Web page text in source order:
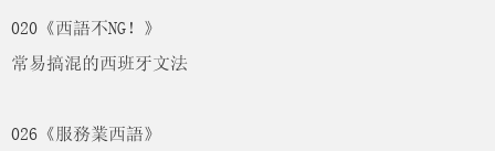
020《西語不NG！》
常易搞混的西班牙文法
026《服務業西語》